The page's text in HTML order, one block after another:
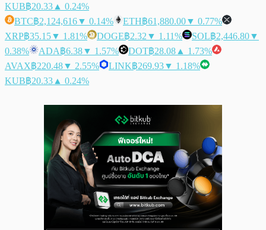
KUB฿20.33 ▲ 0.24%
BTC฿2,124,616▼ 0.14% ETH฿61,880.00▼ 0.77%
XRP฿35.15▼ 1.81% DOGE฿2.32 ▼ 1.11% SOL฿2,446.80▼
0.38%
ADA฿6.38▼ 1.57% DOT฿28.08 ▲ 1.73%
AVAX฿220.48▼ 2.55% LINK฿269.93▼ 1.18%
KUB฿20.33 ▲ 0.24%